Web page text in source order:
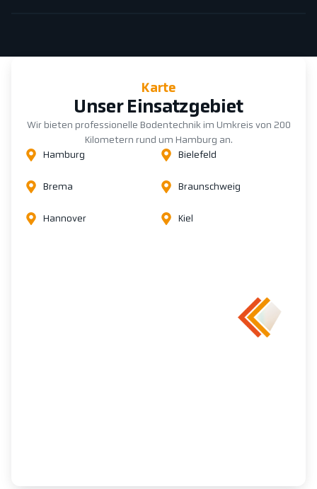
Karte
Unser Einsatzgebiet
Wir bieten professionelle Bodentechnik im Umkreis von 200
Kilometern rund um Hamburg an.
Hamburg
Brema
Hannover
Bielefeld
Braunschweig
Kiel